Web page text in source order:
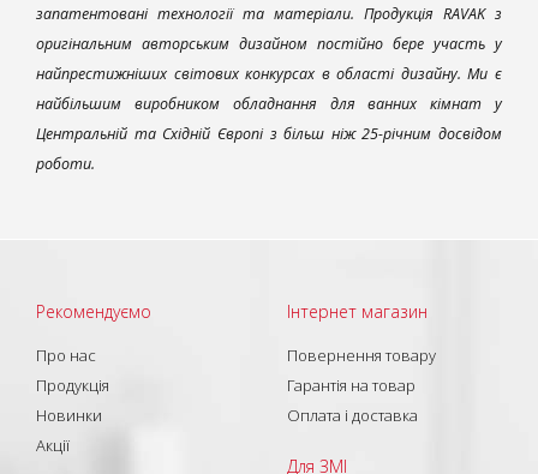
запатентовані технології та матеріали. Продукція RAVAK з
оригінальним авторським дизайном постійно бере участь у
найпрестижніших світових конкурсах в області дизайну. Ми є
найбільшим виробником обладнання для ванних кімнат у
Центральній та Східній Європі з більш ніж 25-річним досвідом
роботи.
Рекомендуємо
Про нас
Продукція
Новинки
Акції
Інтернет магазин
Повернення товару
Гарантія на товар
Оплата і доставка
Для ЗМІ